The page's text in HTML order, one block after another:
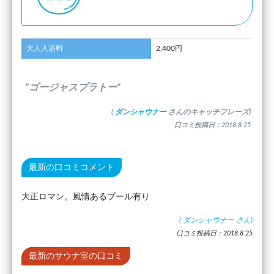
大人入浴料 2,400円
”ゴージャスプラトー”
( ダンシャウナー さんのキャッチフレーズ)
口コミ投稿日：2018.8.25
最新の口コミコメント
大正ロマン。風情あるプール有り
( ダンシャウナー さん)
口コミ投稿日：2018.8.25
最新のサウナ室の口コミ